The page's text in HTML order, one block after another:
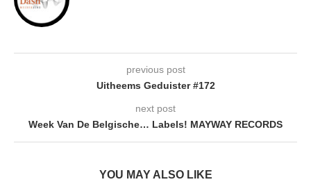
previous post
Uitheems Geduister #172
next post
Week Van De Belgische… Labels! MAYWAY RECORDS
YOU MAY ALSO LIKE